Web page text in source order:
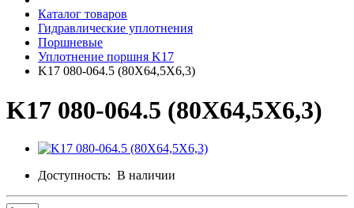
Каталог товаров
Гидравлические уплотнения
Поршневые
Уплотнение поршня K17
K17 080-064.5 (80X64,5X6,3)
K17 080-064.5 (80X64,5X6,3)
Доступность: В наличии